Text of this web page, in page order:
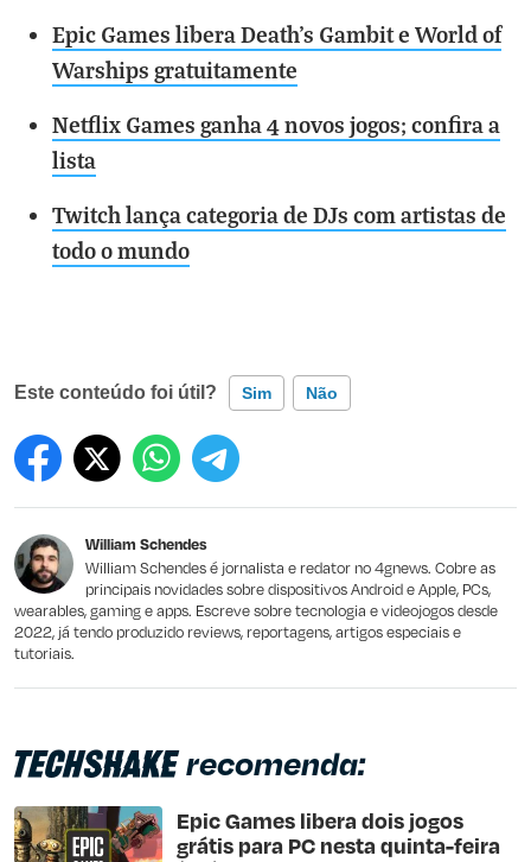
Epic Games libera Death's Gambit e World of
Warships gratuitamente
Netflix Games ganha 4 novos jogos; confira a
lista
Twitch lança categoria de DJs com artistas de
todo o mundo
Este conteúdo foi útil? Sim Não
Este conteúdo contém informação incorreta
Outro
William Schendes
William Schendes é jornalista e redator no 4gnews. Cobre as
principais novidades sobre dispositivos Android e Apple, PCs,
wearables, gaming e apps. Escreve sobre tecnologia e videojogos desde
2022, já tendo produzido reviews, reportagens, artigos especiais e
tutoriais.
recomenda:
Epic Games libera dois jogos
grátis para PC nesta quinta-feira